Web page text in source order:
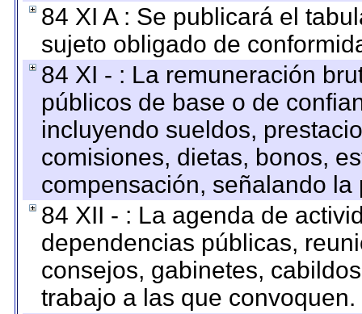
84 XI A : Se publicará el
sujeto obligado de
84 XI - : La remuneración
públicos de base o de
incluyendo sueldos,
comisiones, dietas, bonos,
compensación, señalando
84 XII - : La agenda de
dependencias públicas,
consejos, gabinetes,
trabajo a las que convoquen.